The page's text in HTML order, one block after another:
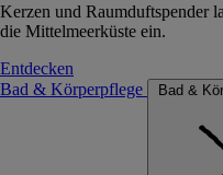
Kerzen und Raumduftspender
die Mittelmeerküste ein.
Entdecken
Bad & Körperpflege
Bad &